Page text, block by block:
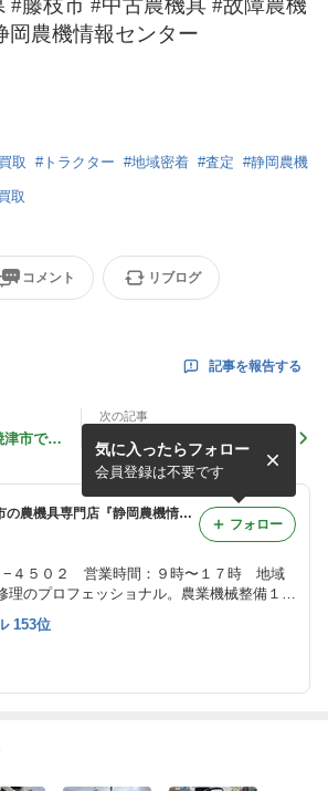
#藤枝市 #中古農機具 #故障農機
岡農機情報センター
取 #トラクター #地域密着 #査定 #静岡農機
取
コメント リブログ
記事を報告する
津市でヤ
次の記事
静岡県島田市 クボタトラク
ターL2002不動車の買取り価
格の事例
静岡県藤枝市の農機具専門店『静岡農機情報センター』の公式ブログ
−４５０２ 営業時間：９時〜１７時 地域
理のプロフェッショナル。農業機械整備１級
・中古農機具の新着情報、イベント情報など
！
気に入ったらフォロー
会員登録は不要です
フォロー
153位